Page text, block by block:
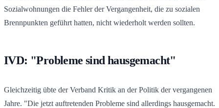
Sozialwohnungen die Fehler der Vergangenheit, die zu sozialen
Brennpunkten geführt hatten, nicht wiederholt werden sollten.
IVD: "Probleme sind hausgemacht"
Gleichzeitig übte der Verband Kritik an der Politik der vergangenen
Jahre. "Die jetzt auftretenden Probleme sind allerdings hausgemacht.